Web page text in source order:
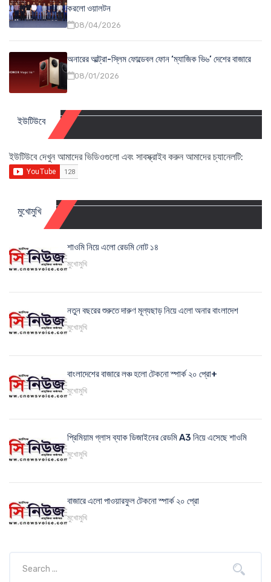
করলো ওয়ালটন
08/04/2026
অনারের আল্ট্রা-স্লিম ফোল্ডেবল ফোন ‘ম্যাজিক ভি৬’ দেশের বাজারে
08/01/2026
ইউটিউবে
ইউটিউবে দেখুন আমাদের ভিডিওগুলো এবং সাবস্ক্রাইব করুন আমাদের চ্যানেলটি:
মুখোমুখি
শাওমি নিয়ে এলো রেডমি নোট ১৪
মুখোমুখি
নতুন বছরের শুরুতে দারুণ মূল্যছাড় নিয়ে এলো অনার বাংলাদেশ
মুখোমুখি
বাংলাদেশের বাজারে লঞ্চ হলো টেকনো স্পার্ক ২০ প্রো+
মুখোমুখি
প্রিমিয়াম গ্লাস ব্যাক ডিজাইনের রেডমি A3 নিয়ে এসেছে শাওমি
মুখোমুখি
বাজারে এলো পাওয়ারফুল টেকনো স্পার্ক ২০ প্রো
মুখোমুখি